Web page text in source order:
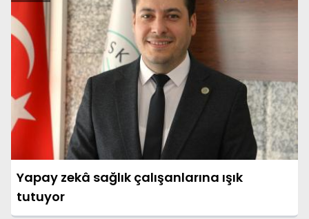
Yapay zekâ sağlık çalışanlarına ışık
tutuyor